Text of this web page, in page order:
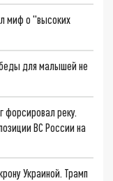
миф о "высоких
для малышей не
форсировал реку.
ВС России на
Украиной. Трамп